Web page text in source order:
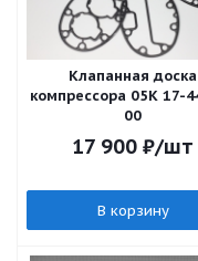
Клапанная доска
компрессора 05К 17-
00
17 900 ₽/шт
В корзину